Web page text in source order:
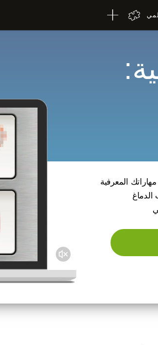
المعرفية
الدماغ